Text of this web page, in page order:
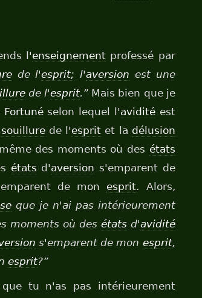
l'enseignement professé par
de l'esprit; l'aversion est une
de l'esprit.” Mais bien que je
Fortunéselon lequel l'aviditéest
souillure de l'esprit et la délusion
des moments où des états
états d'aversion s'emparent de
de mon esprit. Alors,
que je n'ai pas intérieurement
moments où des étatsd'avidité
s'emparent de mon esprit,
esprit?”
que tu n'as pas intérieurement